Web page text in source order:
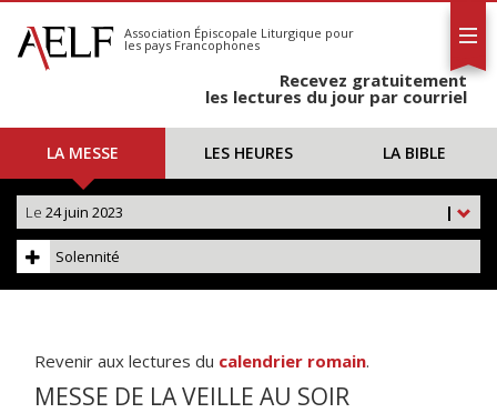
S'abonner
Calendrier
Association Épiscopale Liturgique pour
les pays Francophones
Recevez gratuitement
les lectures du jour par courriel
LA MESSE LES HEURES LA BIBLE
|
Le 24 juin 2023
Solennité
Revenir aux lectures du calendrier romain.
MESSE DE LA VEILLE AU SOIR